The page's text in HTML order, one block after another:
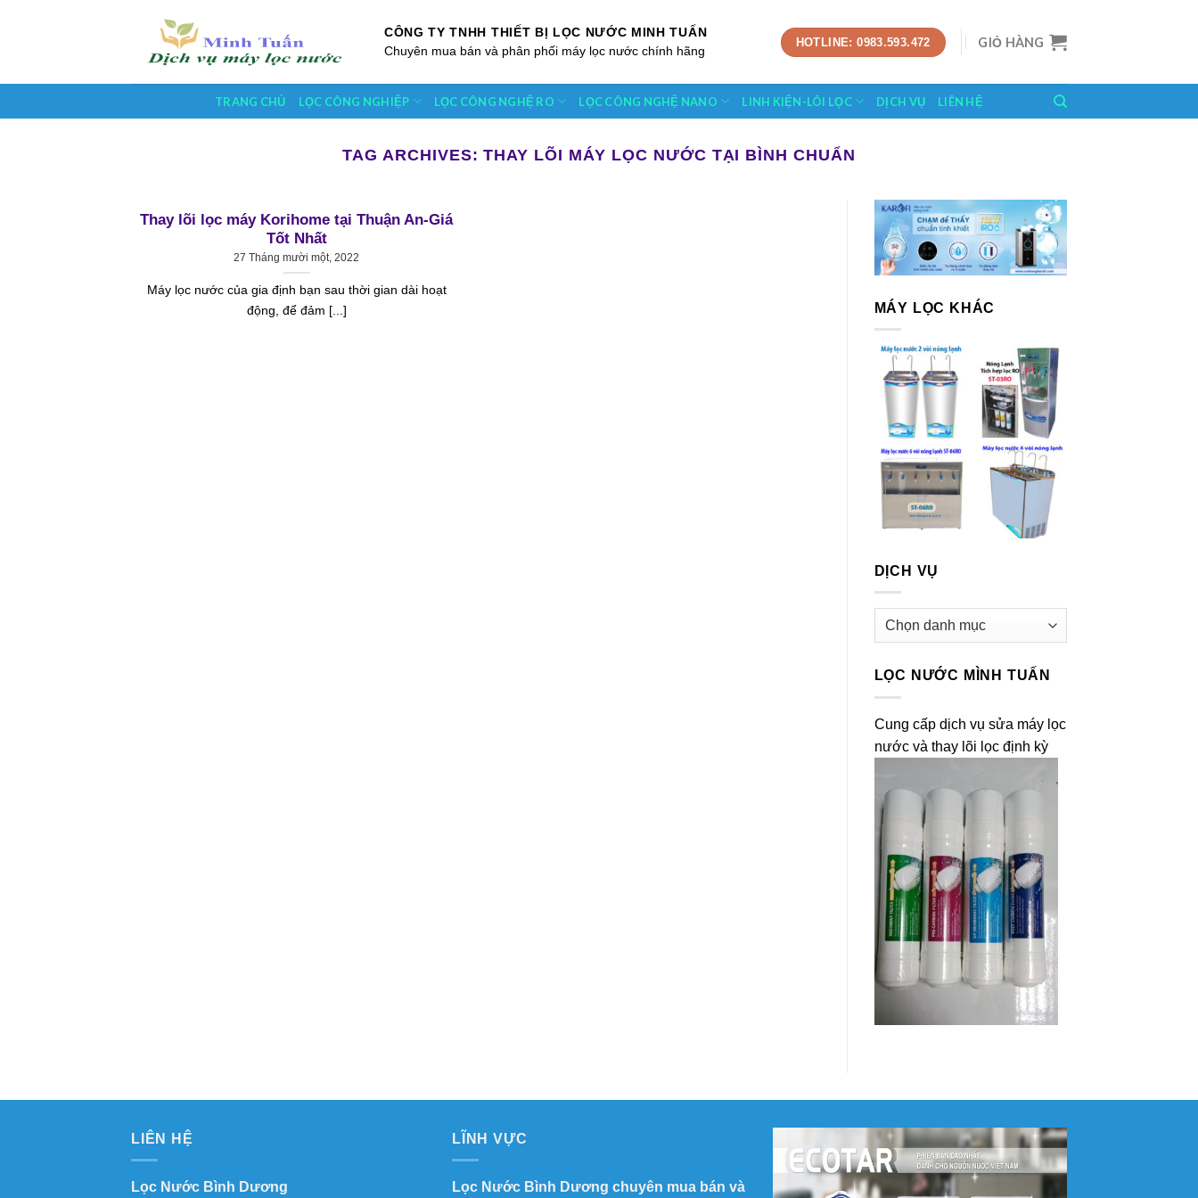
CÔNG TY TNHH THIẾT BỊ LỌC NƯỚC MINH TUẤN
Chuyên mua bán và phân phối máy lọc nước chính hãng
HOTLINE: 0983.593.472 GIỎ HÀNG
TRANG CHỦ LỌC CÔNG NGHIỆP LỌC CÔNG NGHỆ RO LỌC CÔNG NGHỆ NANO LINH KIỆN-LÕI LỌC DỊCH VỤ LIÊN HỆ
TAG ARCHIVES:THAY LÕI MÁY LỌC NƯỚC TẠI BÌNH CHUẨN
Thay lõi lọc máy Korihome tại Thuận An-Giá
Tốt Nhất
27 Tháng mười một, 2022
Máy lọc nước của gia định bạn sau thời gian dài hoạt
động, để đảm [...]
MÁY LỌC KHÁC
DỊCH VỤ
Dịch
LỌC NƯỚC MÌNH TUẤN
Cung cấp dịch vụ sửa máy lọc
nước và thay lõi lọc định kỳ
LIÊN HỆ
Lọc Nước Bình Dương
LĨNH VỰC
Lọc Nước Bình Dương chuyên mua bán và